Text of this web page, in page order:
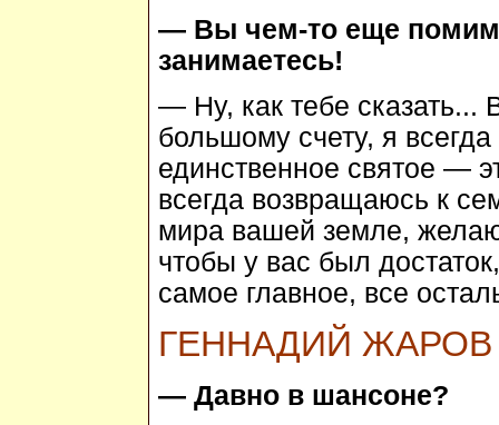
— Вы чем-то еще
занимаетесь!
— Ну, как тебе
большому счету, я
единственное святое —
всегда возвращаюсь к
мира вашей земле,
чтобы у вас был
самое главное, все
ГЕННАДИЙ ЖАРОВ
— Давно в шансоне?